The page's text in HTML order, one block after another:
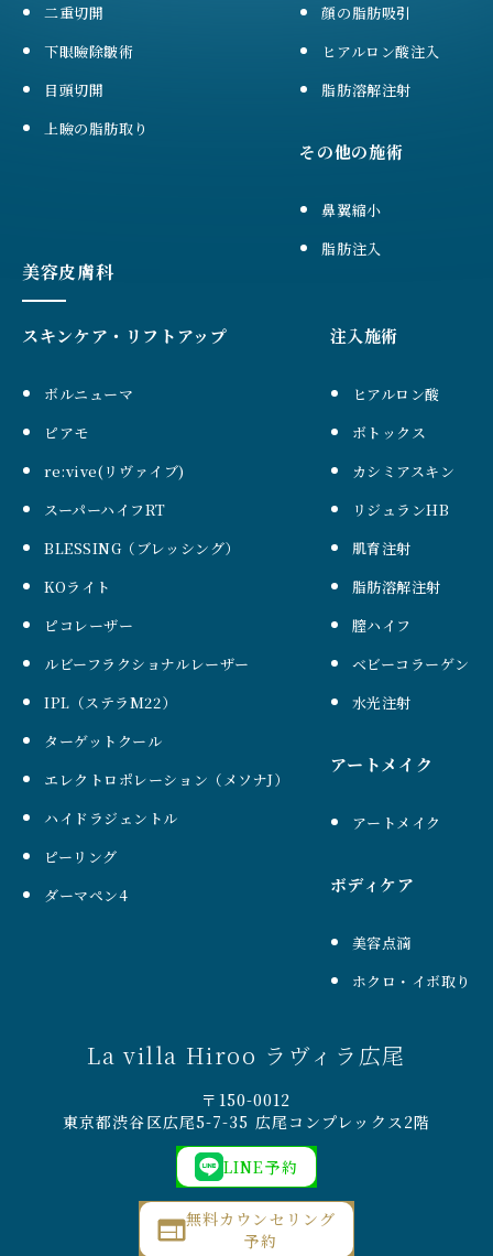
二重切開
下眼瞼除皺術
目頭切開
上瞼の脂肪取り
顔の脂肪吸引
ヒアルロン酸注入
脂肪溶解注射
その他の施術
鼻翼縮小
脂肪注入
美容皮膚科
スキンケア・リフトアップ
ボルニューマ
ピアモ
re:vive(リヴァイブ)
スーパーハイフRT
BLESSING（ブレッシング）
KOライト
ピコレーザー
ルビーフラクショナルレーザー
IPL（ステラM22）
ターゲットクール
エレクトロポレーション（メソナJ）
ハイドラジェントル
ピーリング
ダーマペン4
注入施術
ヒアルロン酸
ボトックス
カシミアスキン
リジュランHB
肌育注射
脂肪溶解注射
膣ハイフ
ベビーコラーゲン
水光注射
アートメイク
アートメイク
ボディケア
美容点滴
ホクロ・イボ取り
La villa Hiroo ラヴィラ広尾
〒150-0012
東京都渋谷区広尾5-7-35 広尾コンプレックス2階
LINE予約
無料カウンセリング
予約